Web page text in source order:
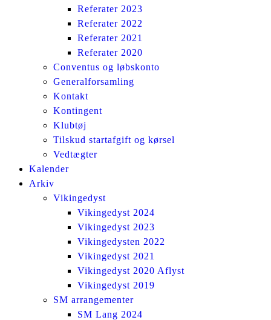
Referater 2023
Referater 2022
Referater 2021
Referater 2020
Conventus og løbskonto
Generalforsamling
Kontakt
Kontingent
Klubtøj
Tilskud startafgift og kørsel
Vedtægter
Kalender
Arkiv
Vikingedyst
Vikingedyst 2024
Vikingedyst 2023
Vikingedysten 2022
Vikingedyst 2021
Vikingedyst 2020 Aflyst
Vikingedyst 2019
SM arrangementer
SM Lang 2024